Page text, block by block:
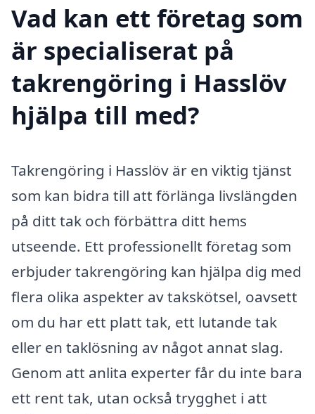
Vad kan ett företag som
är specialiserat på
takrengöring i Hasslöv
hjälpa till med?
Takrengöring i Hasslöv är en viktig tjänst
som kan bidra till att förlänga livslängden
på ditt tak och förbättra ditt hems
utseende. Ett professionellt företag som
erbjuder takrengöring kan hjälpa dig med
flera olika aspekter av takskötsel, oavsett
om du har ett platt tak, ett lutande tak
eller en taklösning av något annat slag.
Genom att anlita experter får du inte bara
ett rent tak, utan också trygghet i att